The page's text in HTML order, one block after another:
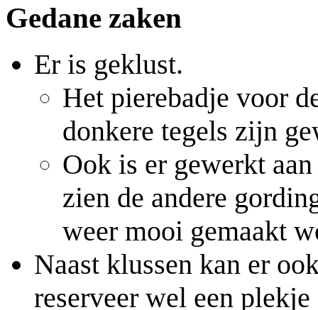
Gedane zaken
Er is geklust.
Het pierebadje voor
donkere tegels zijn
Ook is er gewerkt
zien de andere
weer mooi gemaakt
Naast klussen kan er
reserveer wel een